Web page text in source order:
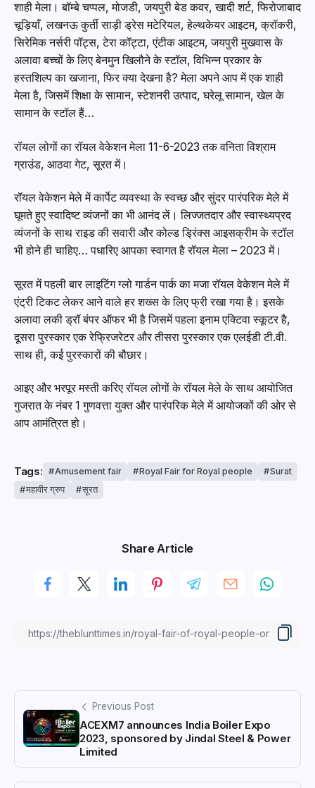
शाही मेला। बॉम्बे चप्पल, मोजडी, जयपुरी बेड कवर, खादी शर्ट, फिरोजाबाद
चूड़ियाँ, लखनऊ कुर्ती साड़ी ड्रेस मटेरियल, हेल्थकेयर आइटम, क्रॉकरी,
सिरेमिक नर्सरी पॉट्स, टेरा कॉट्टा, एंटीक आइटम, जयपुरी मुखवास के
अलावा बच्चों के लिए बेनमुन खिलौने के स्टॉल, विभिन्न प्रकार के
हस्तशिल्प का खजाना, फिर क्या देखना है? मेला अपने आप में एक शाही
मेला है, जिसमें शिक्षा के सामान, स्टेशनरी उत्पाद, घरेलू सामान, खेल के
सामान के स्टॉल हैं…
रॉयल लोगों का रॉयल वेकेशन मेला 11-6-2023 तक वनिता विश्राम
ग्राउंड, आठवा गेट, सूरत में।
रॉयल वेकेशन मेले में कार्पेट व्यवस्था के स्वच्छ और सुंदर पारंपरिक मेले में
घूमते हुए स्वादिष्ट व्यंजनों का भी आनंद लें। लिज्जतदार और स्वास्थ्यप्रद
व्यंजनों के साथ राइड की सवारी और कोल्ड ड्रिंक्स आइसक्रीम के स्टॉल
भी होने ही चाहिए… पधारिए आपका स्वागत है रॉयल मेला – 2023 में।
सूरत में पहली बार लाइटिंग ग्लो गार्डन पार्क का मजा रॉयल वेकेशन मेले में
एंट्री टिकट लेकर आने वाले हर शख्स के लिए फ्री रखा गया है। इसके
अलावा लकी ड्रॉ बंपर ऑफर भी है जिसमें पहला इनाम एक्टिवा स्कूटर है,
दूसरा पुरस्कार एक रेफ्रिजरेटर और तीसरा पुरस्कार एक एलईडी टी.वी.
साथ ही, कई पुरस्कारों की बौछार।
आइए और भरपूर मस्ती करिए रॉयल लोगों के रॉयल मेले के साथ आयोजित
गुजरात के नंबर 1 गुणवत्ता युक्त और पारंपरिक मेले में आयोजकों की ओर से
आप आमंत्रित हो।
Tags: Amusement fair Royal Fair for Royal people
Surat
महावीर ग्रुप
सूरत
Share Article
Previous Post
ACEXM7 announces India Boiler Expo
2023, sponsored by Jindal Steel & Power
Limited